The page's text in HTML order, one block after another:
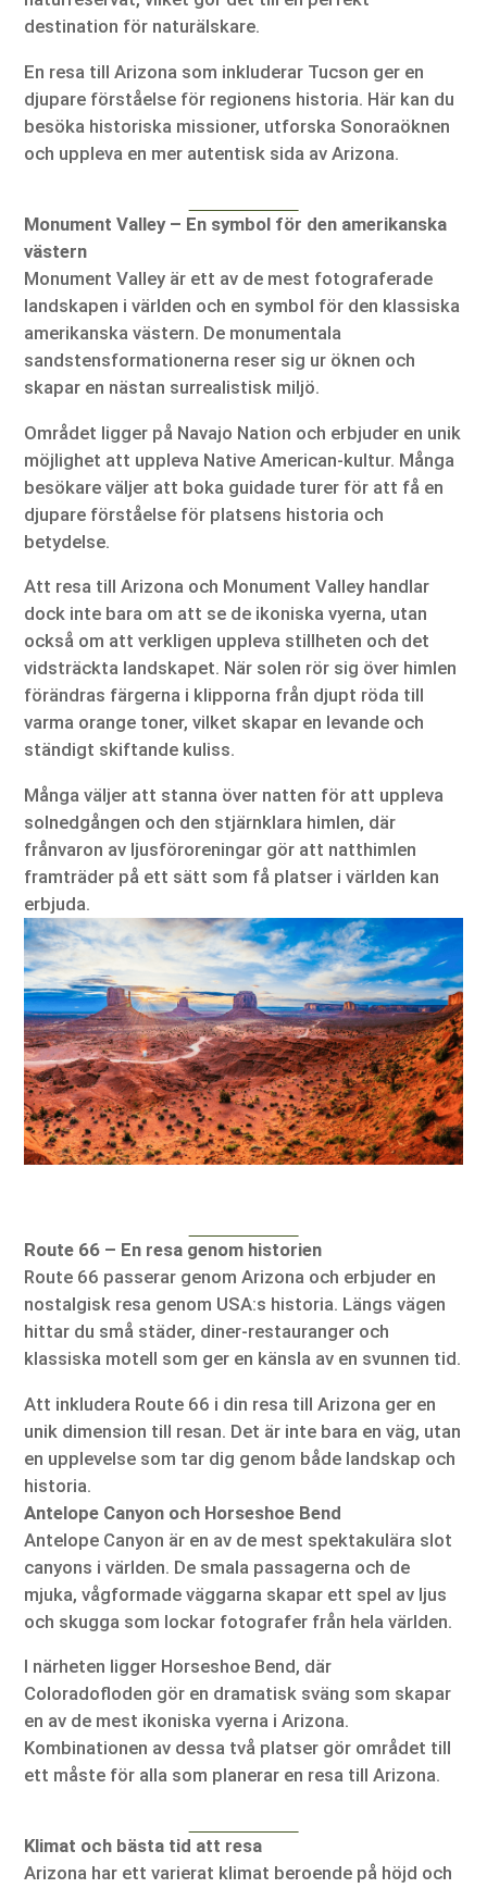
destination för naturälskare.
En resa till Arizona som inkluderar Tucson ger en
djupare förståelse för regionens historia. Här kan du
besöka historiska missioner, utforska Sonoraöknen
och uppleva en mer autentisk sida av Arizona.
Monument Valley – En symbol för den amerikanska
västern
Monument Valley är ett av de mest fotograferade
landskapen i världen och en symbol för den klassiska
amerikanska västern. De monumentala
sandstensformationerna reser sig ur öknen och
skapar en nästan surrealistisk miljö.
Området ligger på Navajo Nation och erbjuder en unik
möjlighet att uppleva Native American-kultur. Många
besökare väljer att boka guidade turer för att få en
djupare förståelse för platsens historia och
betydelse.
Att resa till Arizona och Monument Valley handlar
dock inte bara om att se de ikoniska vyerna, utan
också om att verkligen uppleva stillheten och det
vidsträckta landskapet. När solen rör sig över himlen
förändras färgerna i klipporna från djupt röda till
varma orange toner, vilket skapar en levande och
ständigt skiftande kuliss.
Många väljer att stanna över natten för att uppleva
solnedgången och den stjärnklara himlen, där
frånvaron av ljusföroreningar gör att natthimlen
framträder på ett sätt som få platser i världen kan
erbjuda.
Route 66 – En resa genom historien
Route 66 passerar genom Arizona och erbjuder en
nostalgisk resa genom USA:s historia. Längs vägen
hittar du små städer, diner-restauranger och
klassiska motell som ger en känsla av en svunnen tid.
Att inkludera Route 66 i din resa till Arizona ger en
unik dimension till resan. Det är inte bara en väg, utan
en upplevelse som tar dig genom både landskap och
historia.
Antelope Canyon och Horseshoe Bend
Antelope Canyon är en av de mest spektakulära slot
canyons i världen. De smala passagerna och de
mjuka, vågformade väggarna skapar ett spel av ljus
och skugga som lockar fotografer från hela världen.
I närheten ligger Horseshoe Bend, där
Coloradofloden gör en dramatisk sväng som skapar
en av de mest ikoniska vyerna i Arizona.
Kombinationen av dessa två platser gör området till
ett måste för alla som planerar en resa till Arizona.
Klimat och bästa tid att resa
Arizona har ett varierat klimat beroende på höjd och